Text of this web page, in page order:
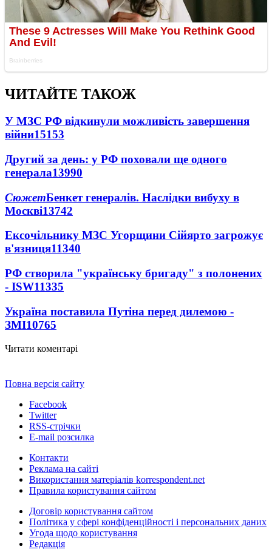
ЧИТАЙТЕ ТАКОЖ
У МЗС РФ відкинули можливість завершення
війни15153
Другий за день: у РФ поховали ще одного
генерала13990
СюжетБенкет генералів. Наслідки вибуху в
Москві13742
Ексочільнику МЗС Угорщини Сійярто загрожує
в'язниця11340
РФ створила "українську бригаду" з полонених
- ISW11335
Україна поставила Путіна перед дилемою -
ЗМІ10765
Читати коментарі
Повна версія сайту
Facebook
Twitter
RSS-стрічки
E-mail розсилка
Контакти
Реклама на сайті
Використання матеріалів korrespondent.net
Правила користування сайтом
Договір користування сайтом
Політика у сфері конфіденційності і персональних даних
Угода щодо користування
Редакція